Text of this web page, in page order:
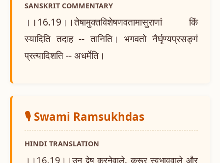
SANSKRIT COMMENTARY
।।16.19।।तेषामुक्तविशेषणवतामासुराणां किं
स्यादिति तदाह -- तानिति। भगवतो नैर्घृण्यप्रसङ्गं
प्रत्यादिशति -- अधर्मेति।
🎙️ Swami Ramsukhdas
HINDI TRANSLATION
।।16.19।।उन द्वेष करनेवाले, क्रूर स्वभाववाले और